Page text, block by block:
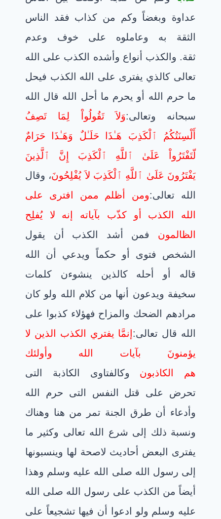
عداوة وبغضاً وكم من كذاب فقد الناس
الثقة به وعاملوه على خوف وعدم
ثقة. والكذب أنواع وأشده الكذب على الله
تعالى كالذي يفترى على الله الكذب فيحل
ما حرم الله أو يحرم ما أحل الله قال الله
سبحانه وتعالى:وَلاَ تَقُولُواْ لِمَا تَصِفُ
أَلْسِنَتُكُمُ ٱلْكَذِبَ هَـٰذَا حَلَـٰلٌ وَهَـٰذَا حَرَامٌ
لّتَفْتَرُواْ عَلَىٰ ٱللَّهِ ٱلْكَذِبَ إِنَّ ٱلَّذِينَ
يَفْتَرُونَ عَلَىٰ ٱللَّهِ ٱلْكَذِبَ لاَ يُفْلِحُونَ، وقال
الله تعالى:ومن أظلم ممن افترى على
الله الكذب أو كذّب بآياته إنه لا يُفلِح
الظالمون فمن أشد الكذب أن يقول
الشخص فتوى أو حكماً ويدعي أن الله
قاله أو أحله كالذين ينشوءن كلمات
سخيفة ويدعون أنها من كلام الله ولو كان
مرادهم الضحك والمزاح فهؤلاء كذبوا على
الله قال تعالى: إنمَّا يفتري الكذب الذين لا
يؤمنونَ بآيات الله وأولئك
هم الكاذبون وكالفتاوى الكاذبة التى
تحرض على قتل النفس التى حرم الله
وأدعاء أن طرق الجنة تمر من هنا وهناك
ونسبة ذلك إلى شرع الله تعالى وكثير ما
يفترى البعض أحاديث لاصحة لها وينسبونها
إلى رسول الله صلى الله عليه وسلم وهذا
أيضاً من الكذب على رسول الله صلى الله
عليه وسلم ولو ادعوا أن فيها تشجيعاً على